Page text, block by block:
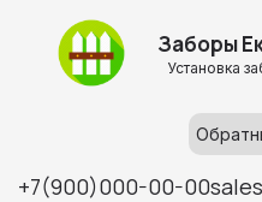
Заборы
Установка
+7(900)000-00-00